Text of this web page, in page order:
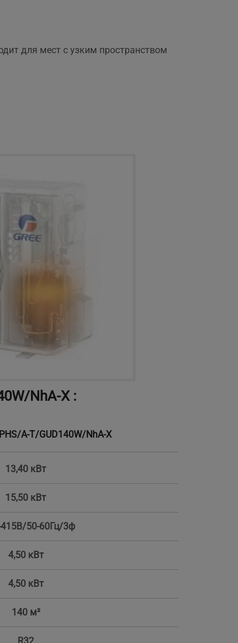
для мест с узким пространством
NhA-X :
A-T/GUD140W/NhA-X
13,40 кВт
15,50 кВт
50-60Гц/3ф
4,50 кВт
4,50 кВт
140 м²